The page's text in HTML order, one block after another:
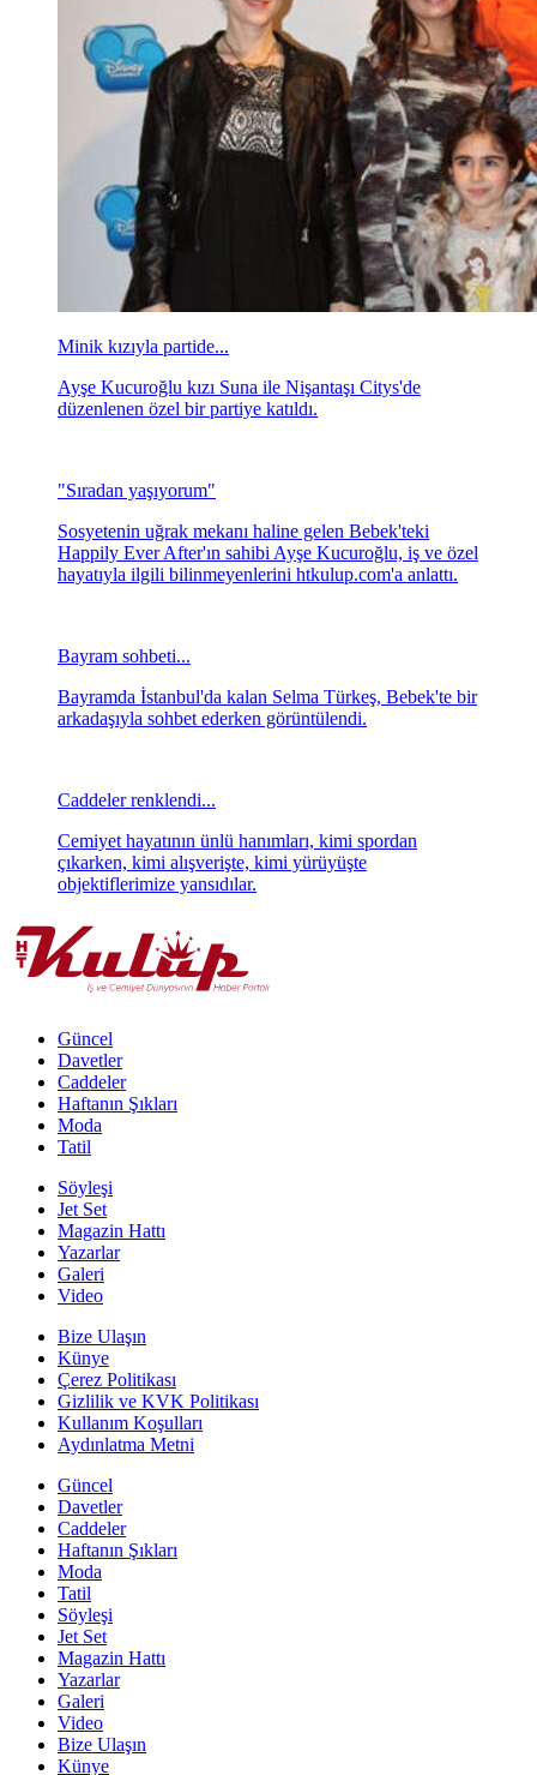
Minik kızıyla partide...
Ayşe Kucuroğlu kızı Suna ile Nişantaşı Citys'de
düzenlenen özel bir partiye katıldı.
"Sıradan yaşıyorum"
Sosyetenin uğrak mekanı haline gelen Bebek'teki
Happily Ever After'ın sahibi Ayşe Kucuroğlu, iş ve özel
hayatıyla ilgili bilinmeyenlerini htkulup.com'a anlattı.
Bayram sohbeti...
Bayramda İstanbul'da kalan Selma Türkeş, Bebek'te bir
arkadaşıyla sohbet ederken görüntülendi.
Caddeler renklendi...
Cemiyet hayatının ünlü hanımları, kimi spordan
çıkarken, kimi alışverişte, kimi yürüyüşte
objektiflerimize yansıdılar.
Güncel
Davetler
Caddeler
Haftanın Şıkları
Moda
Tatil
Söyleşi
Jet Set
Magazin Hattı
Yazarlar
Galeri
Video
Bize Ulaşın
Künye
Çerez Politikası
Gizlilik ve KVK Politikası
Kullanım Koşulları
Aydınlatma Metni
Güncel
Davetler
Caddeler
Haftanın Şıkları
Moda
Tatil
Söyleşi
Jet Set
Magazin Hattı
Yazarlar
Galeri
Video
Bize Ulaşın
Künye